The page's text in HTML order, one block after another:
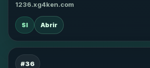
1236.xg4ken.com
SI Abrir
#36